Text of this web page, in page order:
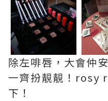
除左啡唇，大會仲
一齊扮靚靚！rosy
下！